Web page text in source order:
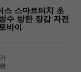
스 스마트터치 초
수 방한 장갑 자전
바이